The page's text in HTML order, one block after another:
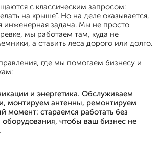
с классическим запросом:
на крыше". Но на деле оказывается,
инженерная задача. Мы не просто
мы работаем там, куда не
а ставить леса дорого или долго.
где мы помогаем бизнесу и
и энергетика. Обслуживаем
монтируем антенны, ремонтируем
момент: стараемся работать без
оборудования, чтобы ваш бизнес не